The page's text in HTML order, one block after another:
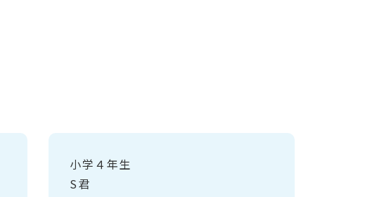
小学４年生
S君